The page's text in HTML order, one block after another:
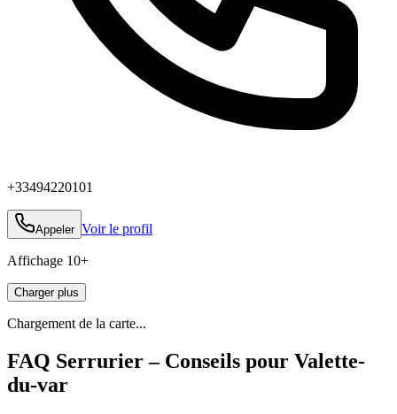
+33494220101
Appeler Voir le profil
Affichage 10+
Charger plus
Chargement de la carte...
FAQ Serrurier – Conseils pour Valette-
du-var